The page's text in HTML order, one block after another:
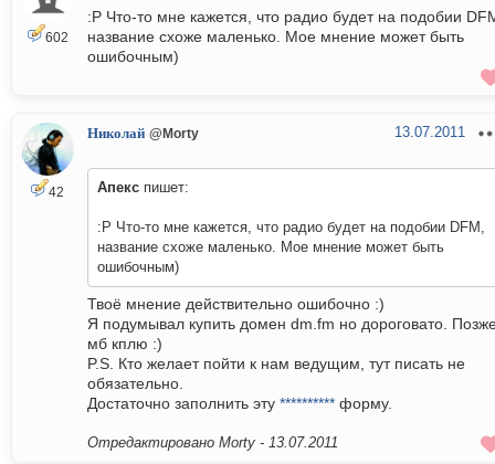
602
:P Что-то мне кажется, что радио будет на подобии
название схоже маленько. Мое мнение может быть
ошибочным)
42
Николай @Morty 13.07.2011
Апекс пишет:
:P Что-то мне кажется, что радио будет на подобии DFM,
название схоже маленько. Мое мнение может быть
ошибочным)
Твоё мнение действительно ошибочно :)
Я подумывал купить домен dm.fm но дороговато.
мб кплю :)
P.S. Кто желает пойти к нам ведущим, тут писать не
обязательно.
Достаточно заполнить эту ********** форму.
Отредактировано Morty - 13.07.2011